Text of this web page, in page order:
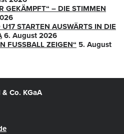
GEKÄMPFT“ – DIE STIMMEN
STARTEN AUSWÄRTS IN DIE
6. August 2026
FUSSBALL ZEIGEN“
5. August
Co. KGaA